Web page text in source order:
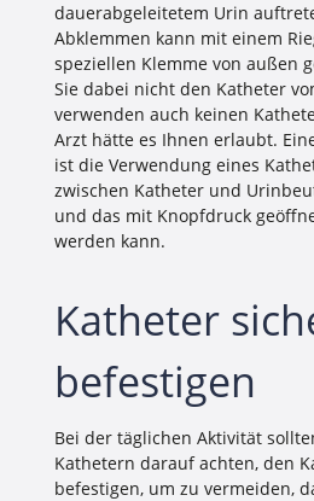
dauerabgeleitetem Urin
Abklemmen kann mit einem
speziellen Klemme von außen
Sie dabei nicht den Katheter
verwenden auch keinen
Arzt hätte es Ihnen erlaubt.
ist die Verwendung eines
zwischen Katheter und
und das mit Knopfdruck
werden kann.
Katheter
befestigen
Bei der täglichen Aktivität
Kathetern darauf achten, den
befestigen, um zu vermeiden,